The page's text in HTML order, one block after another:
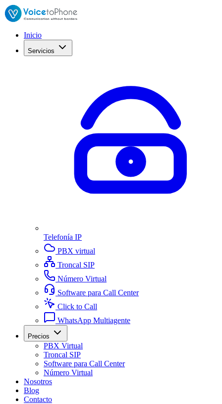
Inicio
Servicios
Telefonía IP
PBX virtual
Troncal SIP
Número Virtual
Software para Call Center
Click to Call
WhatsApp Multiagente
Precios
PBX Virtual
Troncal SIP
Software para Call Center
Número Virtual
Nosotros
Blog
Contacto